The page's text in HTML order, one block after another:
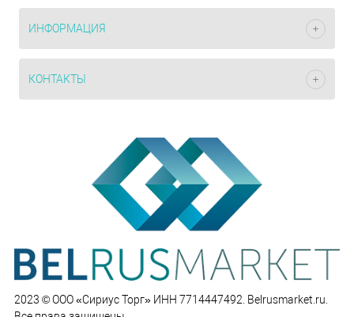
ИНФОРМАЦИЯ
КОНТАКТЫ
2023 © ООО «Сириус Торг» ИНН 7714447492. Belrusmarket.ru.